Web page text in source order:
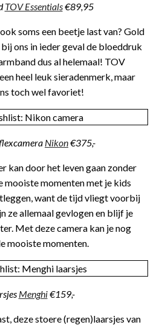
TOV Essentials€89,95
soms een beetje last van? Gold
ons in ieder geval de bloeddruk
dus al helemaal! TOV
heel leuk sieradenmerk, maar
toch wel favoriet!
Nikon€375,-
kan door het leven gaan zonder
mooiste momenten met je kids
want de tijd vliegt voorbij
ze allemaal gevlogen en blijf je
Met deze camera kan je nog
mooiste momenten.
Menghi€159,-
deze stoere (regen)laarsjes van